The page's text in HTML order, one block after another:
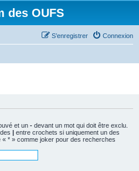
des OUFS
Connexion
S’enregistrer
et un - devant un mot qui doit être exclu.
| entre crochets si uniquement un des
* » comme joker pour des recherches